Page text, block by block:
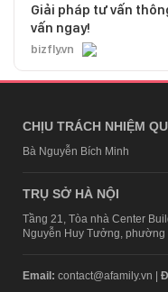
Giải pháp tư vấn
vấn ngay!
bizfly.vn
CHỊU TRÁCH NHIỆM
Bà Nguyễn Bích Minh
TRỤ SỞ HÀ NỘI
Tầng 21, Tòa nhà Center
Nguyễn Huy Tưởng,
Email: contact@afamily.vn |